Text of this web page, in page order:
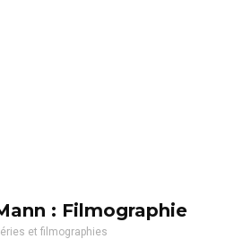
: Filmographie
et filmographies